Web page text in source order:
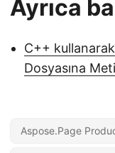
Ayrıca
C++
Dosyasına
Aspose.Page